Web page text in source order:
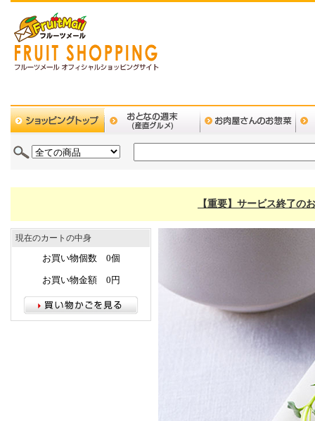
【重要】サービス終了の
現在のカートの中身
お買い物個数 0個
お買い物金額 0円